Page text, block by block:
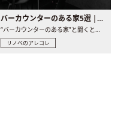
バーカウンターのある家5選 | 日常に馴染む“距離の近い”キッチンとは
リノベのアレコレ